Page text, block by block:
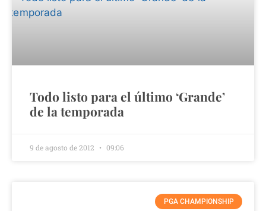
Todo listo para el último ‘Grande’
de la temporada
9 de agosto de 2012 09:06
PGA CHAMPIONSHIP